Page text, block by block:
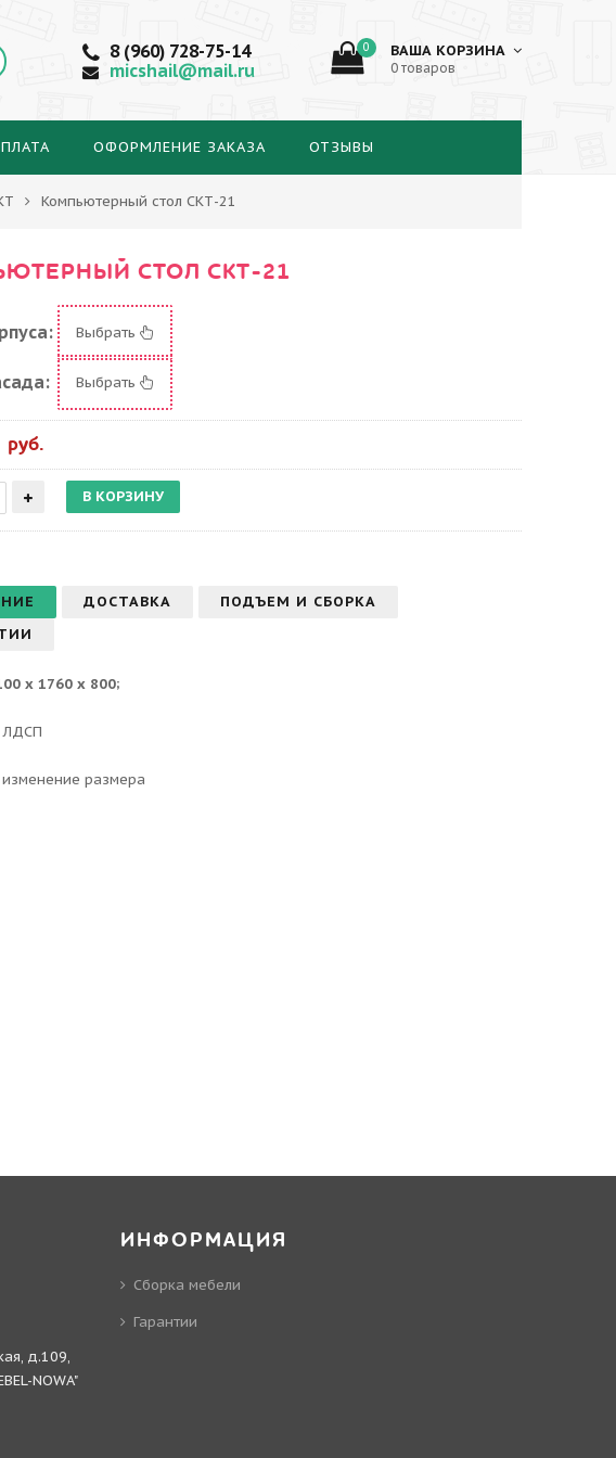
8 (960) 728-75-14
micshail@mail.ru
0 ВАША КОРЗИНА
0 товаров
ОФОРМЛЕНИЕ ЗАКАЗА ОТЗЫВЫ
Компьютерный стол СКТ-21
СТОЛ СКТ-21
Выбрать
Выбрать
ДОСТАВКА
ПОДЪЕМ И СБОРКА
х 1760 х 800;
ЛДСП
размера
д.109,
NOWA"
ИНФОРМАЦИЯ
Сборка мебели
Гарантии